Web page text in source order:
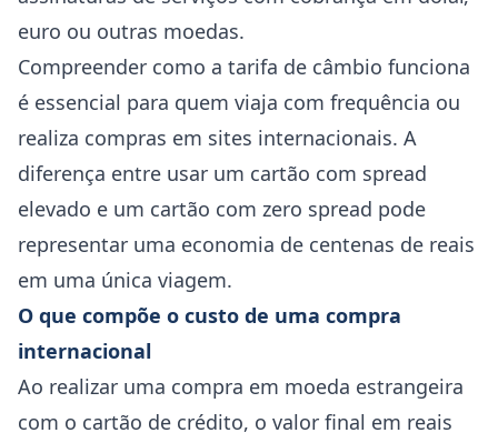
euro ou outras moedas.
Compreender como a tarifa de câmbio funciona
é essencial para quem viaja com frequência ou
realiza compras em sites internacionais. A
diferença entre usar um cartão com spread
elevado e um cartão com zero spread pode
representar uma economia de centenas de reais
em uma única viagem.
O que compõe o custo de uma compra
internacional
Ao realizar uma compra em moeda estrangeira
com o cartão de crédito, o valor final em reais